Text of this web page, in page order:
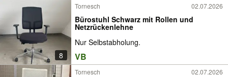
8
Tornesch 02.07.2026
Bürostuhl Schwarz mit Rollen und
Netzrückenlehne
Nur Selbstabholung.
VB
Tornesch 02.07.2026